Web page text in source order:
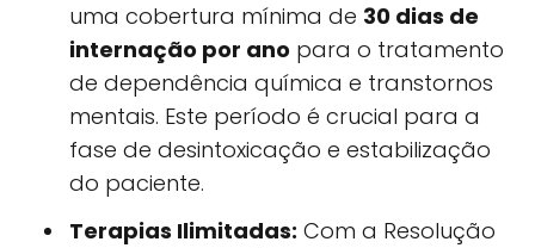
uma cobertura mínima de 30 dias de
internação por ano para o tratamento
de dependência química e transtornos
mentais. Este período é crucial para a
fase de desintoxicação e estabilização
do paciente.
Terapias Ilimitadas: Com a Resolução